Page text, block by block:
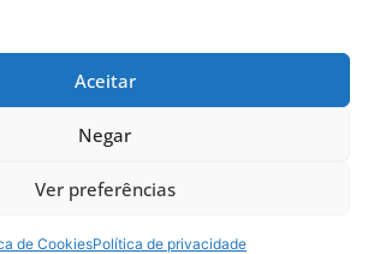
Aceitar
Negar
Ver preferências
de CookiesPolítica de privacidade
Silva